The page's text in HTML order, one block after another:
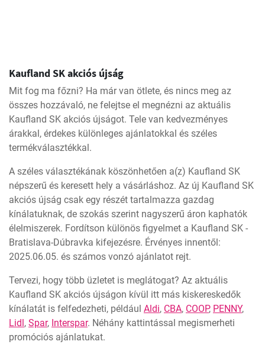
Kaufland SK akciós újság
Mit fog ma főzni? Ha már van ötlete, és nincs meg az
összes hozzávaló, ne felejtse el megnézni az aktuális
Kaufland SK akciós újságot. Tele van kedvezményes
árakkal, érdekes különleges ajánlatokkal és széles
termékválasztékkal.
A széles választékának köszönhetően a(z) Kaufland SK
népszerű és keresett hely a vásárláshoz. Az új Kaufland SK
akciós újság csak egy részét tartalmazza gazdag
kínálatuknak, de szokás szerint nagyszerű áron kaphatók
élelmiszerek. Fordítson különös figyelmet a Kaufland SK -
Bratislava-Dúbravka kifejezésre. Érvényes innentől:
2025.06.05. és számos vonzó ajánlatot rejt.
Tervezi, hogy több üzletet is meglátogat? Az aktuális
Kaufland SK akciós újságon kívül itt más kiskereskedők
kínálatát is felfedezheti, például Aldi, CBA, COOP, PENNY,
Lidl, Spar, Interspar. Néhány kattintással megismerheti
promóciós ajánlatukat.